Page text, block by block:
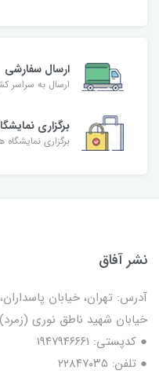
ارسال سفارشی
ارسال به سراسر
برگزاری
برگزاری
نشر آفاق
آدرس: تهران، خیابان
خیابان شهید ناطق نوری (زمرد)، پلاک9، ساختمان
● کدپستی: ۱۹۴۷۹۴۶۶۶۱
● تلفن: ٢٢٨۴٧۰۳۵